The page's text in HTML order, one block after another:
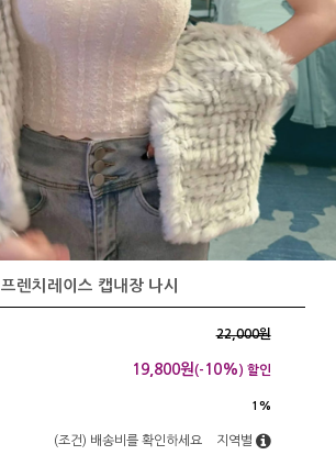
프렌치레이스 캡내장 나시
22,000원
19,800원(- 10%) 할인
1%
(조건) 배송비를 확인하세요 지역별